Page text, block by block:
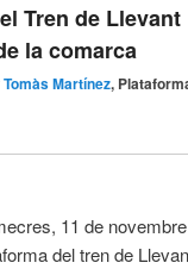
Tren de Llevant
la comarca
Tomàs Martínez,
‌11‌ ‌de‌
‌del‌ ‌tren‌ ‌de‌